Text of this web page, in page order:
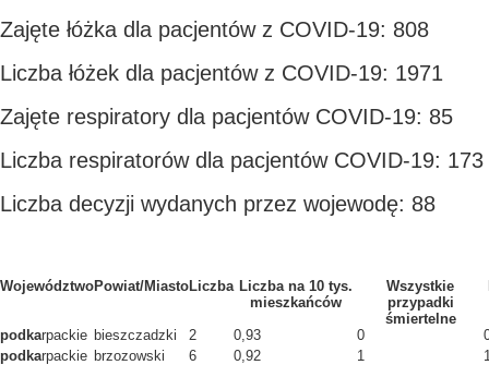
Zajęte łóżka dla pacjentów z COVID-19: 808
Liczba łóżek dla pacjentów z COVID-19: 1971
Zajęte respiratory dla pacjentów COVID-19: 85
Liczba respiratorów dla pacjentów COVID-19: 173
Liczba decyzji wydanych przez wojewodę: 88
WojewództwoPowiat/MiastoLiczba Liczba na 10 tys.
mieszkańców
Wszystkie
przypadki
śmiertelne
podkarpackie bieszczadzki 2 0,93 0
podkarpackie brzozowski 6 0,92 1